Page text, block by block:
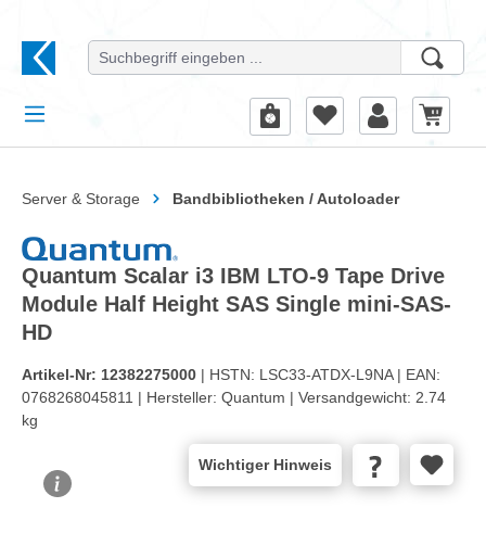
Server & Storage Bandbibliotheken / Autoloader
Quantum Scalar i3 IBM LTO-9 Tape Drive
Module Half Height SAS Single mini-SAS-
HD
Artikel-Nr: 12382275000 | HSTN: LSC33-ATDX-L9NA | EAN:
0768268045811 | Hersteller: Quantum | Versandgewicht: 2.74
kg
Wichtiger Hinweis